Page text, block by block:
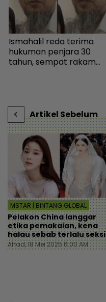
Ismahalil reda terima
hukuman penjara 30
tahun, sempat rakam
Artikel Sebelum
MSTAR | BINTANG GLOBAL
Pelakon China langgar
etika pemakaian, kena
halau sebab terlalu seksi
Ahad, 18 Mei 2025 6:00 AM